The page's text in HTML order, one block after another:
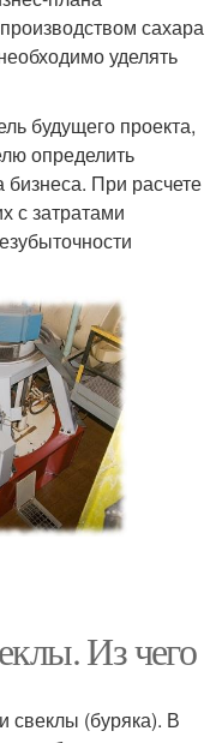
сахара
уделять
будущего проекта,
определить
бизнеса. При расчете
с затратами
Из чего
свеклы (буряка). В